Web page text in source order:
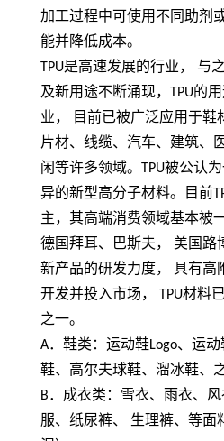
加工过程中可使用不同助剂
能并降低成本。
TPU是高速发展的行业， 与
及新用途不断涌现， TPU的
业， 目前已被广泛应用于鞋
片材、线缆、汽车、建筑、
闲等许多领域。 TPU被公认
异的新型高分子材料。目前
主，其高端消费领域基本被
德国拜耳、巴斯夫， 美国路
新产品的研发力度， 具有高
开发并投入市场， TPU材料
之一。
A．鞋类：运动鞋Logo、运动
鞋、高尔夫球鞋、溜冰鞋、
B．成衣类：雪衣、雨衣、
服、纸尿裤、 生理裤、等面